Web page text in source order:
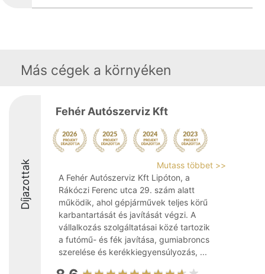
Más cégek a környéken
Díjazottak
Fehér Autószerviz Kft
Mutass többet >>
A Fehér Autószerviz Kft Lipóton, a
Rákóczi Ferenc utca 29. szám alatt
működik, ahol gépjárművek teljes körű
karbantartását és javítását végzi. A
vállalkozás szolgáltatásai közé tartozik
a futómű- és fék javítása, gumiabroncs
szerelése és kerékkiegyensúlyozás, ...